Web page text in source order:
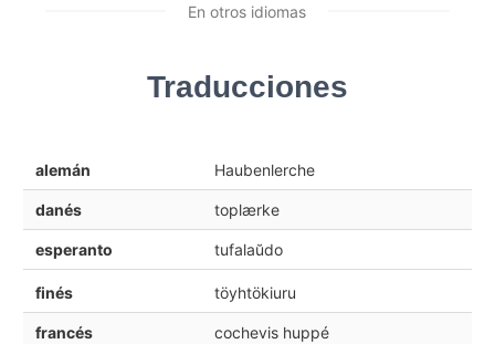
En otros idiomas
Traducciones
alemán Haubenlerche
danés toplærke
esperanto tufalaŭdo
finés töyhtökiuru
francés cochevis huppé